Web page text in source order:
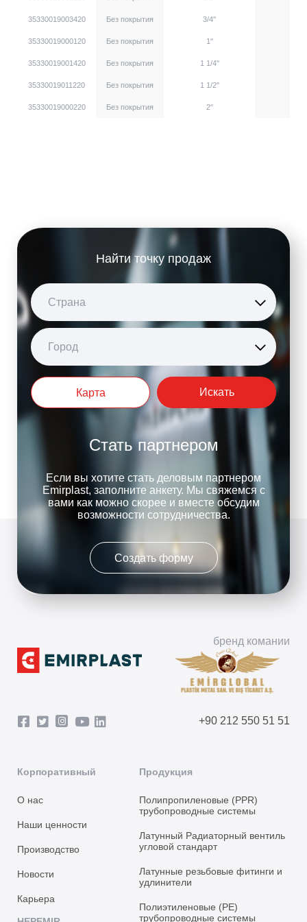
35330019003420 Без покрытия 3/4''
35330019000120 Без покрытия 1''
35330019001420 Без покрытия 1 1/4''
35330019011220 Без покрытия 1 1/2''
35330019000220 Без покрытия 2''
Найти точку продаж
Страна
Город
Карта Искать
Стать партнером
Если вы хотите стать деловым партнером
Emirplast, заполните анкету. Мы свяжемся с
вами как можно скорее и вместе обсудим
возможности сотрудничества.
Создать форму
бренд комании
+90 212 550 51 51
Корпоративный
О нас
Наши ценности
Производство
Новости
Карьера
Продукция
Полипропиленовые (PPR)
трубопроводные системы
Латунный Радиаторный вентиль
угловой стандарт
Латунные резьбовые фитинги и
удлинители
Полиэтиленовые (PE)
трубопроводные системы